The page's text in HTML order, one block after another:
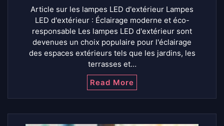
Article sur les lampes LED d'extérieur Lampes
LED d'extérieur : Éclairage moderne et éco-
responsable Les lampes LED d'extérieur sont
devenues un choix populaire pour l'éclairage
des espaces extérieurs tels que les jardins, les
terrasses et…
Read More